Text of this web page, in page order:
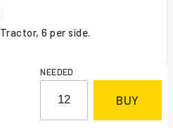
Tractor, 6 per side.
NEEDED
BUY